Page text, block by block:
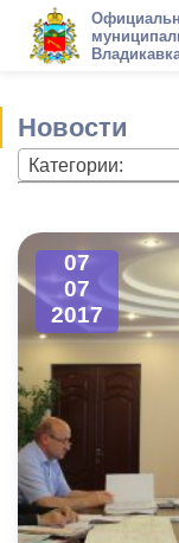
Новости
Категории:
07
07
2017